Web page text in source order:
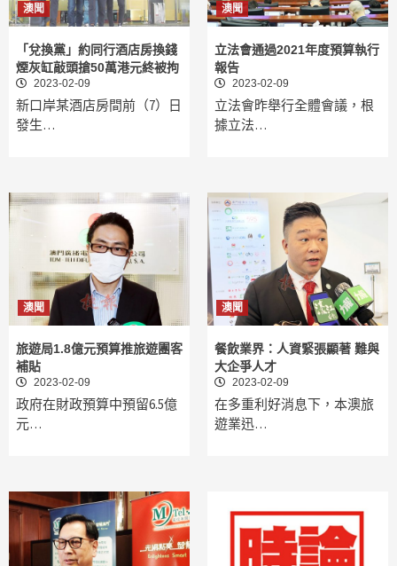
澳聞
「兌換黨」約同行酒店房換錢
煙灰缸敲頭搶50萬港元終被拘
2023-02-09
新口岸某酒店房間前（7）日
發生…
澳聞
立法會通過2021年度預算執行
報告
2023-02-09
立法會昨舉行全體會議，根
據立法…
澳聞
旅遊局1.8億元預算推旅遊團客
補貼
2023-02-09
政府在財政預算中預留6.5億
元…
澳聞
餐飲業界：人資緊張顯著 難與
大企爭人才
2023-02-09
在多重利好消息下，本澳旅
遊業迅…